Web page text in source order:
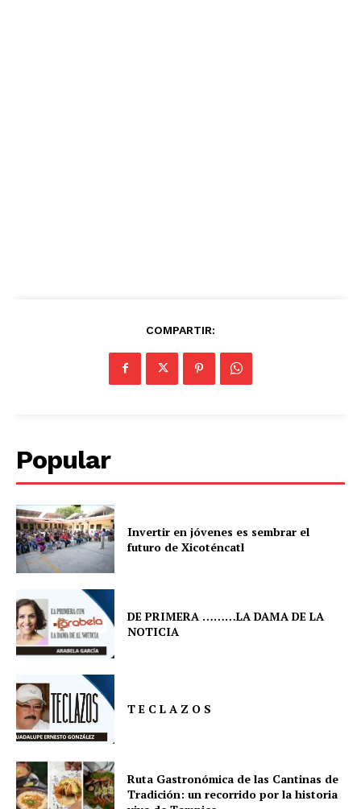
COMPARTIR:
Popular
Invertir en jóvenes es sembrar el
futuro de Xicoténcatl
DE PRIMERA ………LA DAMA DE LA
NOTICIA
T E C L A Z O S
Ruta Gastronómica de las Cantinas de
Tradición: un recorrido por la historia